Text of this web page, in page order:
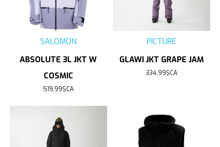
SALOMON
ABSOLUTE 3L JKT W
COSMIC
519,99$CA
PICTURE
GLAWI JKT GRAPE JAM
334,99$CA